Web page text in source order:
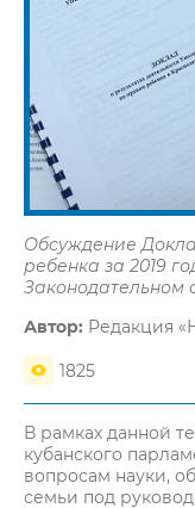
Обсуждение
ребенка за 2019
Законодательном
Автор: Редакция
1825
В рамках данной
кубанского
вопросам науки,
семьи под